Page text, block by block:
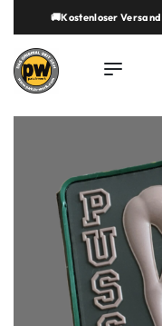
springen🚚Kostenloser